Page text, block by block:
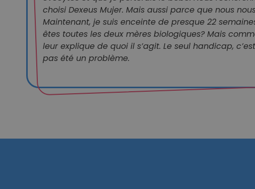
choisi Dexeus Mujer. Mais aussi parce que nous
Maintenant, je suis enceinte de presque 22
êtes toutes les deux mères biologiques? Mais
leur explique de quoi il s’agit. Le seul handicap,
pas été un problème.